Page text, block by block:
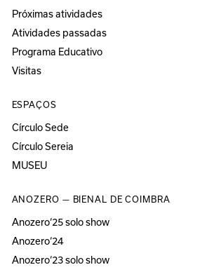
Próximas atividades
Atividades passadas
Programa Educativo
Visitas
ESPAÇOS
Círculo Sede
Círculo Sereia
MUSEU
ANOZERO — BIENAL DE COIMBRA
Anozero‘25 solo show
Anozero‘24
Anozero‘23 solo show